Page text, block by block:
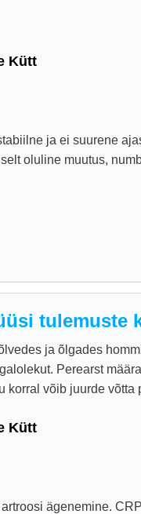
Kütt
ja ei suurene
oluline muutus,
tulemuste
ja õlgades
Perearst
korral võib juurde võtta
Kütt
ägenemine.